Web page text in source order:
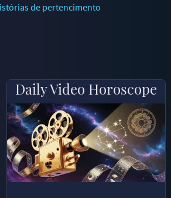
de pertencimento
Daily Video Horoscope